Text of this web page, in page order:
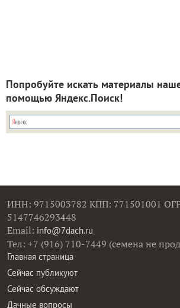
Попробуйте искать материалы
помощью Яндекс.Поиск!
ИНН: 9715003782 КПП: 771501001
5147746293448
Email: info@7dach.ru
Тел: +7 (916) 710-7449 (семена не
Главная страница
Сейчас публикуют
Сейчас обсуждают
Дачные вопросы